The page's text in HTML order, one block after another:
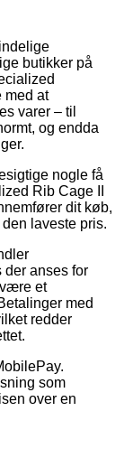
butikker på
med at
varer – til
og endda
nogle få
Rib Cage II
dit køb,
laveste pris.
der anses for
et
med
redder
som
over en